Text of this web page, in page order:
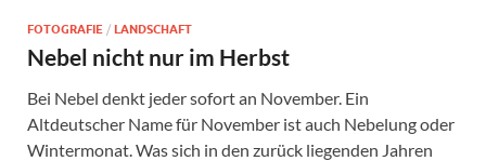
FOTOGRAFIE / LANDSCHAFT
Nebel nicht nur im Herbst
Bei Nebel denkt jeder sofort an November. Ein
Altdeutscher Name für November ist auch Nebelung oder
Wintermonat. Was sich in den zurück liegenden Jahren